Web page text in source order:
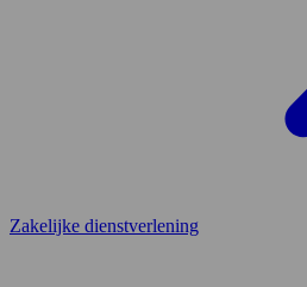
Zakelijke dienstverlening